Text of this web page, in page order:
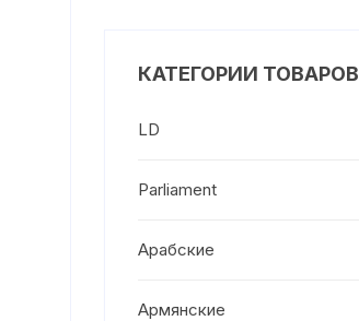
КАТЕГОРИИ ТОВАРОВ
LD
Parliament
Арабские
Армянские